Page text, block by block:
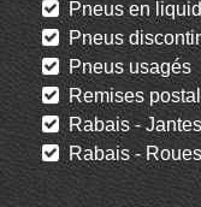
Pneus en
Pneus
Pneus usagés
Remises
Rabais -
Rabais -